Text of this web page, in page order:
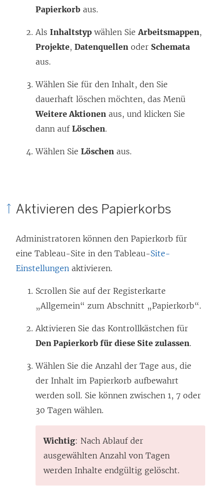
Papierkorb aus.
Als Inhaltstyp wählen Sie Arbeitsmappen,
Projekte, Datenquellen oder Schemata
aus.
Wählen Sie für den Inhalt, den Sie
dauerhaft löschen möchten, das Menü
Weitere Aktionen aus, und klicken Sie
dann auf Löschen.
Wählen Sie Löschen aus.
Aktivieren des Papierkorbs
Administratoren können den Papierkorb für
eine Tableau-Site in den Tableau-Site-
Einstellungen aktivieren.
Scrollen Sie auf der Registerkarte
„Allgemein“ zum Abschnitt „Papierkorb“.
Aktivieren Sie das Kontrollkästchen für
Den Papierkorb für diese Site zulassen.
Wählen Sie die Anzahl der Tage aus, die
der Inhalt im Papierkorb aufbewahrt
werden soll. Sie können zwischen 1, 7 oder
30 Tagen wählen.
Wichtig: Nach Ablauf der
ausgewählten Anzahl von Tagen
werden Inhalte endgültig gelöscht.